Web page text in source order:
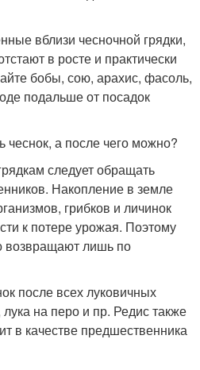
вблизи чесночной грядки,
в росте и практически
бобы, сою, арахис, фасоль,
подальше от посадок
чеснок, а после чего можно?
следует обращать
Накопление в земле
грибков и личинок
к потере урожая. Поэтому
возвращают лишь по
после всех луковичных
лука на перо и пр. Редис также
в качестве предшественника